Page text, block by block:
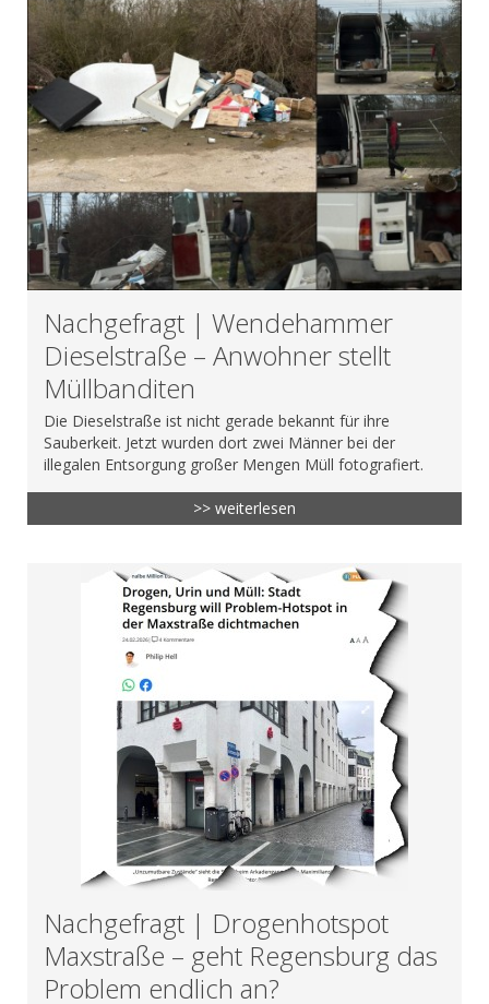
Nachgefragt | Wendehammer
Dieselstraße – Anwohner stellt
Müllbanditen
Die Dieselstraße ist nicht gerade bekannt für ihre
Sauberkeit. Jetzt wurden dort zwei Männer bei der
illegalen Entsorgung großer Mengen Müll fotografiert.
>> weiterlesen
Nachgefragt | Drogenhotspot
Maxstraße – geht Regensburg das
Problem endlich an?